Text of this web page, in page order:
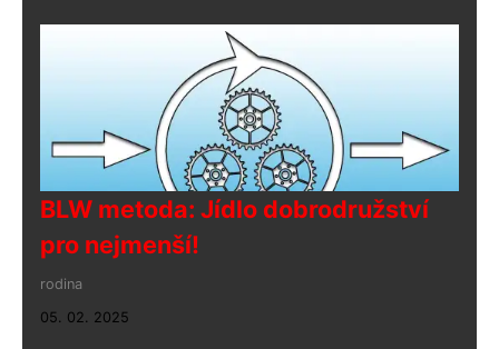
BLW metoda: Jídlo dobrodružství
pro nejmenší!
rodina
05. 02. 2025